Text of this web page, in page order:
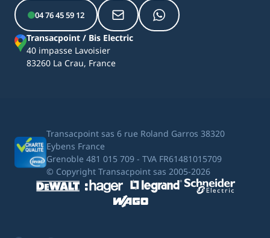
04 76 45 59 12
Transacpoint / Bis Electric
40 impasse Lavoisier
83260 La Crau, France
Transacpoint sas 6 rue Roland Garros 38320
Eybens France
Grenoble 481 015 709 - TVA FR61481015709
© Copyright Transacpoint sas 2005-2026